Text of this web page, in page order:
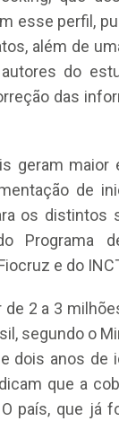
esse perfil,
além de
do
das
geram maior
de
os distintos
Programa
e do
2 a 3
segundo o
dois anos de
que a
país, que já